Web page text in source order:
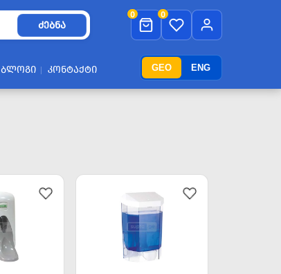
GEO ENG
ᲫᲔᲑᲜᲐ
0 0
ᲑᲚᲝᲒᲘ ᲙᲝᲜᲢᲐᲥᲢᲘ